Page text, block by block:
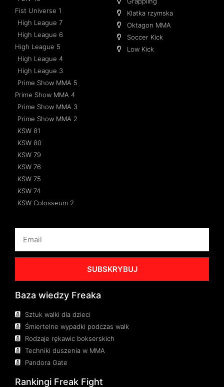
Fist Universe 1
High League 7
High League 6
High League 5
High League 4
High League 3
Prime Show MMA 5
Prime Show MMA 4
Prime Show MMA 3
Prime Show MMA 2
KSW 81
KSW 80
KSW 79
KSW 76
KSW 75
KSW 74
KSW Colosseum 2
Klatka rzymska
Oktagon MMA
Soccer Kick
Low Kick
SUBSKRYBUJ
Baza wiedzy Freaka
Sztuk walki dla dzieci
Śmiertelne wypadki podczas walk
Rodzaje rękawic bokserskich
Techniki duszenia w MMA
Pandora Gate
Rankingi Freak Fight